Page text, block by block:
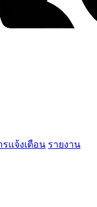
รแจ้งเตือน รายงาน